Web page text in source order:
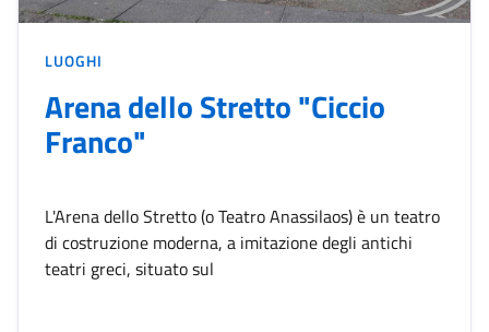
LUOGHI
Arena dello Stretto "Ciccio
Franco"
L'Arena dello Stretto (o Teatro Anassilaos) è un teatro
di costruzione moderna, a imitazione degli antichi
teatri greci, situato sul